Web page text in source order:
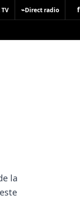
⌁Direct radio f
la